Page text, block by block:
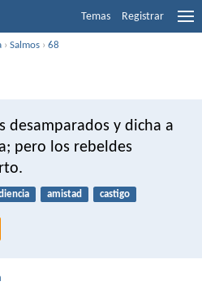
Temas Registrar
›Salmos ›68
desamparados y dicha a
pero los rebeldes
amistad castigo